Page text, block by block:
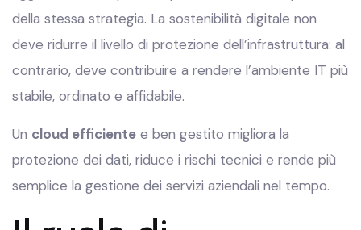
della stessa strategia. La sostenibilità digitale non
deve ridurre il livello di protezione dell’infrastruttura: al
contrario, deve contribuire a rendere l’ambiente IT più
stabile, ordinato e affidabile.
Un cloud efficiente e ben gestito migliora la
protezione dei dati, riduce i rischi tecnici e rende più
semplice la gestione dei servizi aziendali nel tempo.